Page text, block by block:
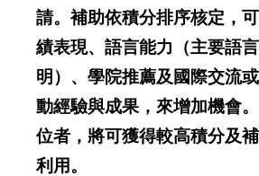
請。補助依積分排序核定，
績表現、語言能力（主要語
明）、學院推薦及國際交流
動經驗與成果，來增加機會
位者，將可獲得較高積分及
利用。